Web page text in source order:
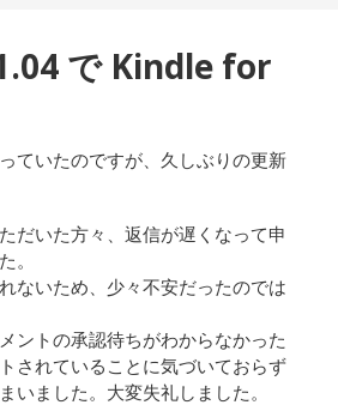
で Kindle for
ていたのですが、久しぶりの更新
だいた方々、返信が遅くなって申
。
ないため、少々不安だったのでは
ントの承認待ちがわからなかった
されていることに気づいておらず
いました。大変失礼しました。